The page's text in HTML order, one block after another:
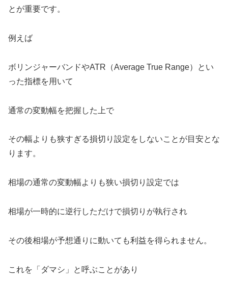
とが重要です。
例えば
ボリンジャーバンドやATR（Average True Range）とい
った指標を用いて
通常の変動幅を把握した上で
その幅よりも狭すぎる損切り設定をしないことが目安とな
ります。
相場の通常の変動幅よりも狭い損切り設定では
相場が一時的に逆行しただけで損切りが執行され
その後相場が予想通りに動いても利益を得られません。
これを「ダマシ」と呼ぶことがあり